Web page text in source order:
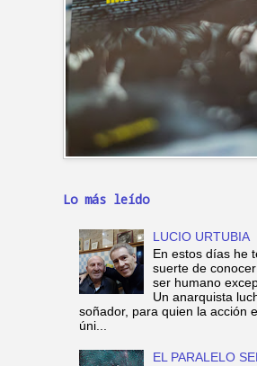
Lo más leído
LUCIO URTUBIA
En estos días he
suerte de
ser humano
Un anarquista
soñador, para quien la acción
úni...
EL PARALELO